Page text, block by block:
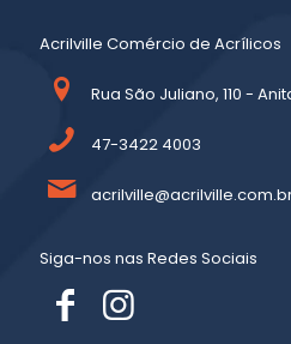
Acrilville Comércio de Acrílicos
Rua São Juliano, 110 -
47-3422 4003
Siga-nos nas Redes Sociais